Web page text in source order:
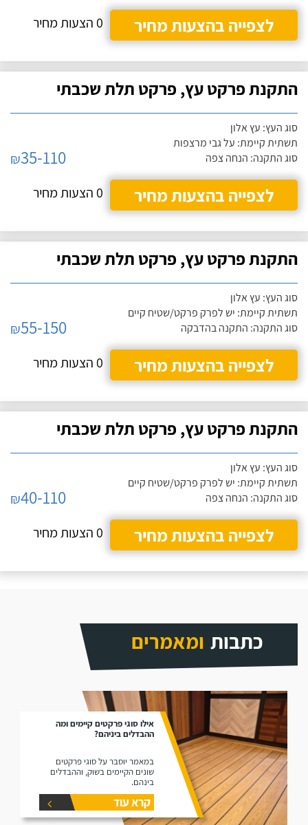
לצפייה בהצעות מחיר
0 הצעות מחיר
התקנת פרקט עץ, פרקט תלת שכבתי
סוג העץ: עץ אלון
תשתית קיימת: על גבי מרצפות
סוג התקנה: הנחה צפה
₪35-110
לצפייה בהצעות מחיר
0 הצעות מחיר
התקנת פרקט עץ, פרקט תלת שכבתי
סוג העץ: עץ אלון
תשתית קיימת: יש לפרק פרקט/שטיח קיים
סוג התקנה: התקנה בהדבקה
₪55-150
לצפייה בהצעות מחיר
0 הצעות מחיר
התקנת פרקט עץ, פרקט תלת שכבתי
סוג העץ: עץ אלון
תשתית קיימת: יש לפרק פרקט/שטיח קיים
סוג התקנה: הנחה צפה
₪40-110
לצפייה בהצעות מחיר
0 הצעות מחיר
כתבות ומאמרים
אילו סוגי פרקטים קיימים ומה
ההבדלים ביניהם?
במאמר יוסבר על סוגי פרקטים
שונים הקיימים בשוק, וההבדלים
בינהם.
קרא עוד